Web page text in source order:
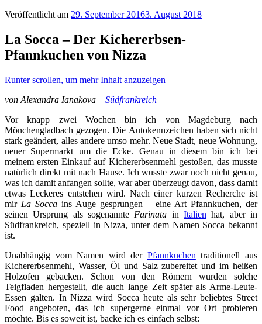
Veröffentlicht am 29. September 20163. August 2018
La Socca – Der Kichererbsen-
Pfannkuchen von Nizza
Runter scrollen, um mehr Inhalt anzuzeigen
von Alexandra Ianakova – Südfrankreich
Vor knapp zwei Wochen bin ich von Magdeburg nach
Mönchengladbach gezogen. Die Autokennzeichen haben sich nicht
stark geändert, alles andere umso mehr. Neue Stadt, neue Wohnung,
neuer Supermarkt um die Ecke. Genau in diesem bin ich bei
meinem ersten Einkauf auf Kichererbsenmehl gestoßen, das musste
natürlich direkt mit nach Hause. Ich wusste zwar noch nicht genau,
was ich damit anfangen sollte, war aber überzeugt davon, dass damit
etwas Leckeres entstehen wird. Nach einer kurzen Recherche ist
mir La Socca ins Auge gesprungen – eine Art Pfannkuchen, der
seinen Ursprung als sogenannte Farinata inItalien hat, aber in
Südfrankreich, speziell in Nizza, unter dem Namen Socca bekannt
ist.
Unabhängig vom Namen wird der Pfannkuchen traditionell aus
Kichererbsenmehl, Wasser, Öl und Salz zubereitet und im heißen
Holzofen gebacken. Schon von den Römern wurden solche
Teigfladen hergestellt, die auch lange Zeit später als Arme-Leute-
Essen galten. In Nizza wird Socca heute als sehr beliebtes Street
Food angeboten, das ich supergerne einmal vor Ort probieren
möchte. Bis es soweit ist, backe ich es einfach selbst: